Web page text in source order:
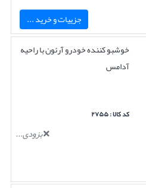
جزییات و خرید ...
خوشبو کننده خودرو آرئون با راحیه
آدامس
کد کالا : ۲۷۵۵
بزودی...